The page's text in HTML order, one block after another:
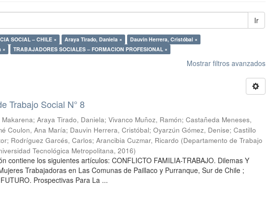
Ir
POBREZA – ASISTENCIA SOCIAL – CHILE × Araya Tirado, Daniela ×
Dauvin Herrera, Cristóbal ×
× TRABAJADORES SOCIALES – FORMACION PROFESIONAL ×
Mostrar filtros avanzados
Trabajo Social N° 8
;Araya Tirado, Daniela;Vivanco Muñoz, Ramón;Castañeda Meneses,
Coulon, Ana María; Dauvin Herrera, Cristóbal;Oyarzún Gómez, Denise;Castillo
; Rodríguez Garcés, Carlos;Arancibia Cuzmar, Ricardo (Departamento de Trabajo
Tecnológica Metropolitana,2016)
contiene los siguientes artículos: CONFLICTO FAMILIA-TRABAJO. Dilemas Y
Trabajadoras en Las Comunas de Paillaco y Purranque, Sur de Chile ;
Prospectivas Para La ...